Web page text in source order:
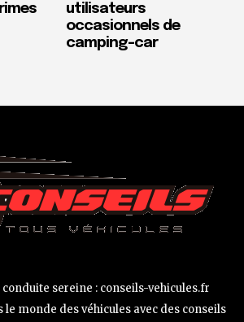
utilisateurs
occasionnels de
camping-car
sereine : conseils-vehicules.fr
le monde des véhicules avec des conseils